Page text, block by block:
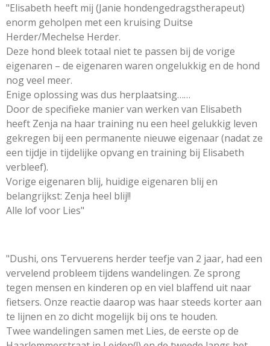
"Elisabeth heeft mij (Janie hondengedragstherapeut)
enorm geholpen met een kruising Duitse
Herder/Mechelse Herder.
Deze hond bleek totaal niet te passen bij de vorige
eigenaren – de eigenaren waren ongelukkig en de hond
nog veel meer.
Enige oplossing was dus herplaatsing……
Door de specifieke manier van werken van Elisabeth
heeft Zenja na haar training nu een heel gelukkig leven
gekregen bij een permanente nieuwe eigenaar (nadat ze
een tijdje in tijdelijke opvang en training bij Elisabeth
verbleef).
Vorige eigenaren blij, huidige eigenaren blij en
belangrijkst: Zenja heel blij!!
Alle lof voor Lies"
"Dushi, ons Tervuerens herder teefje van 2 jaar, had een
vervelend probleem tijdens wandelingen. Ze sprong
tegen mensen en kinderen op en viel blaffend uit naar
fietsers. Onze reactie daarop was haar steeds korter aan
te lijnen en zo dicht mogelijk bij ons te houden.
Twee wandelingen samen met Lies, de eerste op de